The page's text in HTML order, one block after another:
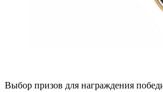
Выбор призов для награждения